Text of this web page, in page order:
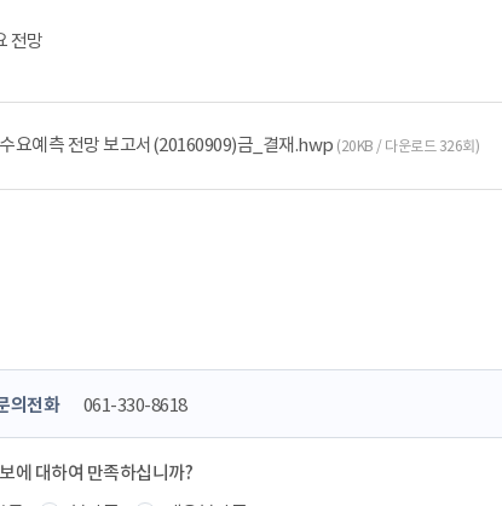
전망
요예측 전망 보고서(20160909)금_결재.hwp (20KB / 다운로드 326회)
의전화 061-330-8618
에 대하여 만족하십니까?